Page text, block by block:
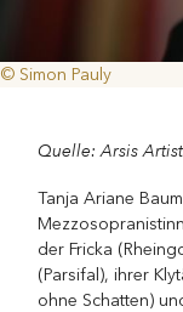
© Simon Pauly
Quelle: Arsis
Tanja Ariane
der Fricka
(Parsifal), ihrer
ohne Schatten)